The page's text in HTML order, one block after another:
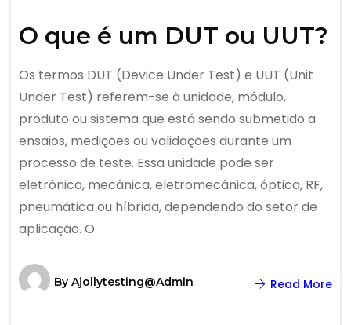
O que é um DUT ou UUT?
Os termos DUT (Device Under Test) e UUT (Unit
Under Test) referem-se à unidade, módulo,
produto ou sistema que está sendo submetido a
ensaios, medições ou validações durante um
processo de teste. Essa unidade pode ser
eletrônica, mecânica, eletromecânica, óptica, RF,
pneumática ou híbrida, dependendo do setor de
aplicação. O
By Ajollytesting@admin Read More